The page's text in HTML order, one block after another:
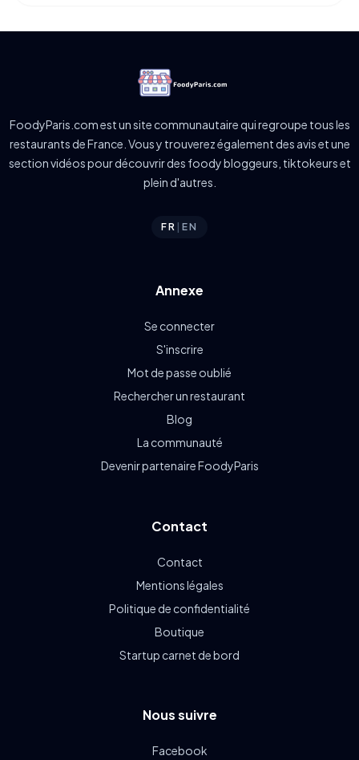
FoodyParis.com est un site communautaire qui regroupe tous les
restaurants de France. Vous y trouverez également des avis et une
section vidéos pour découvrir des foody bloggeurs, tiktokeurs et
plein d'autres.
FR |EN
Annexe
Se connecter
S'inscrire
Mot de passe oublié
Rechercher un restaurant
Blog
La communauté
Devenir partenaire FoodyParis
Contact
Contact
Mentions légales
Politique de confidentialité
Boutique
Startup carnet de bord
Nous suivre
Facebook